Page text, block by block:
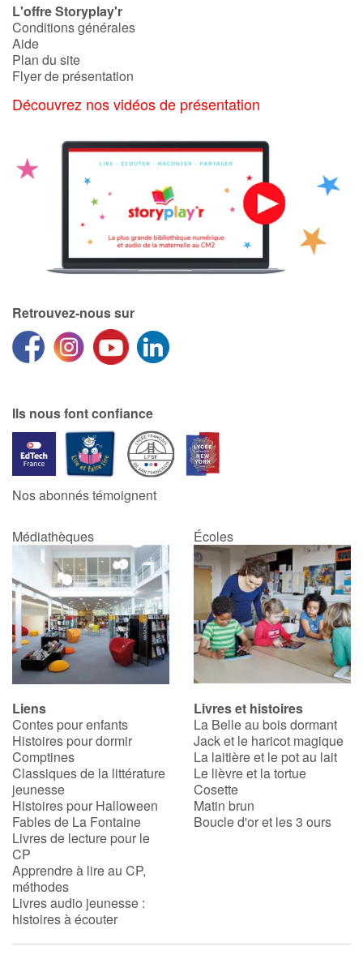
L'offre Storyplay'r
Conditions générales
Aide
Plan du site
Flyer de présentation
Découvrez nos vidéos de présentation
Retrouvez-nous sur
Ils nous font confiance
Nos abonnés témoignent
Médiathèques Écoles
Liens
Contes pour enfants
Histoires pour dormir
Comptines
Classiques de la littérature
jeunesse
Histoires pour Halloween
Fables de La Fontaine
Livres de lecture pour le
CP
Apprendre à lire au CP,
méthodes
Livres audio jeunesse :
histoires à écouter
Livres et histoires
La Belle au bois dormant
Jack et le haricot magique
La laitière et le pot au lait
Le lièvre et la tortue
Cosette
Matin brun
Boucle d'or et les 3 ours